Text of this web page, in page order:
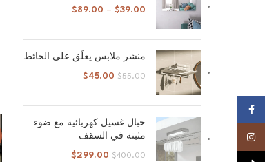
$39.00
–
$89.00
منشر ملابس يعلَق على الحائط
$55.00
$45.00
حبال غسيل كهربائية مع ضوء
مثبتة في السقف
$400.00
$299.00
Facebook
Instagram